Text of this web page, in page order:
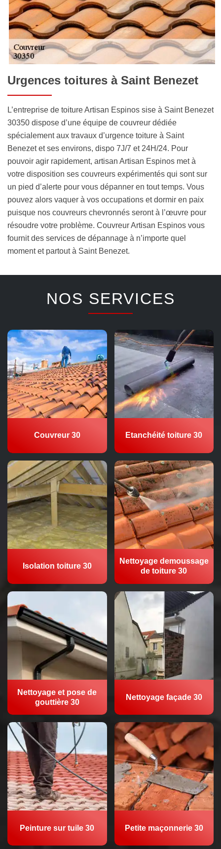
Urgences toitures à Saint Benezet
L’entreprise de toiture Artisan Espinos sise à Saint Benezet
30350 dispose d’une équipe de couvreur dédiée
spécialement aux travaux d’urgence toiture à Saint
Benezet et ses environs, dispo 7J/7 et 24H/24. Pour
pouvoir agir rapidement, artisan Artisan Espinos met à
votre disposition ses couvreurs expérimentés qui sont sur
un pied d’alerte pour vous dépanner en tout temps. Vous
pouvez alors vaquer à vos occupations et dormir en paix
puisque nos couvreurs chevronnés seront à l’œuvre pour
résoudre votre problème. Couvreur Artisan Espinos vous
fournit des services de dépannage à n’importe quel
moment et partout à Saint Benezet.
NOS SERVICES
Couvreur 30 Etanchéité toiture 30
Isolation toiture 30
Nettoyage demoussage
de toiture 30
Nettoyage et pose de
gouttière 30
Nettoyage façade 30
Peinture sur tuile 30 Petite maçonnerie 30